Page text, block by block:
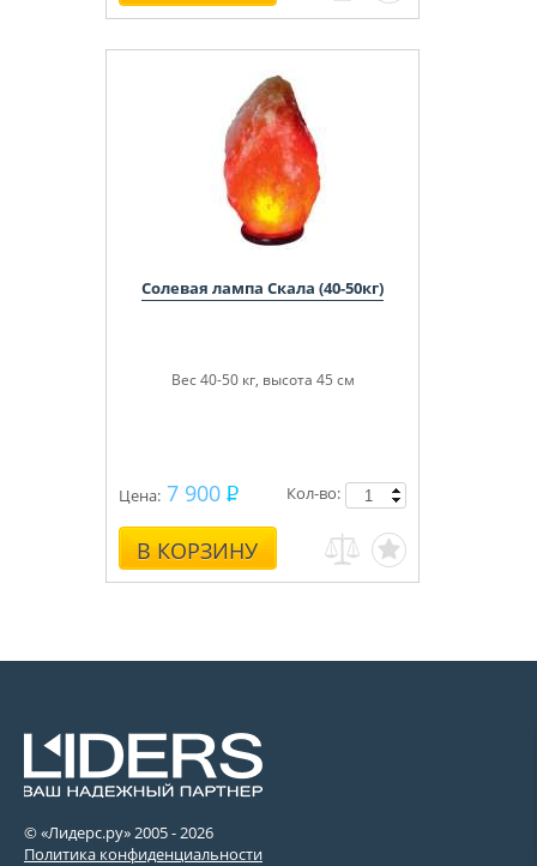
Солевая лампа Скала (40-50кг)
Вес 40-50 кг, высота 45 см
Цена: 7 900
В КОРЗИНУ
Кол-во:
© «Лидерс.ру» 2005 -2026
Политика конфиденциальности